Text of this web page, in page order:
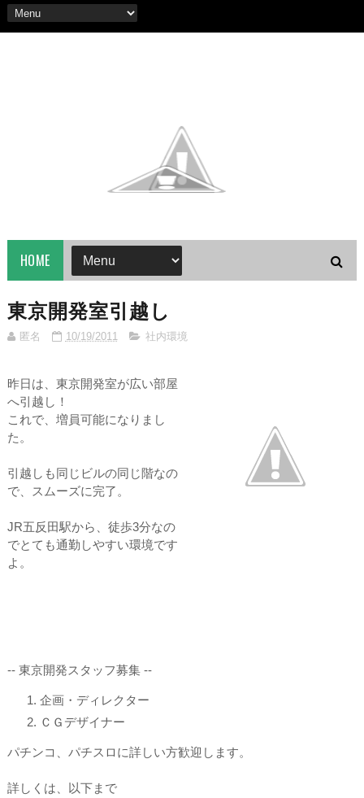
HOME
東京開発室引越し
匿名 10/19/2011 社内環境
昨日は、東京開発室が広い部屋
へ引越し！
これで、増員可能になりまし
た。
引越しも同じビルの同じ階なの
で、スムーズに完了。
JR五反田駅から、徒歩3分なの
でとても通勤しやすい環境です
よ。
-- 東京開発スタッフ募集 --
企画・ディレクター
ＣＧデザイナー
パチンコ、パチスロに詳しい方歓迎します。
詳しくは、以下まで